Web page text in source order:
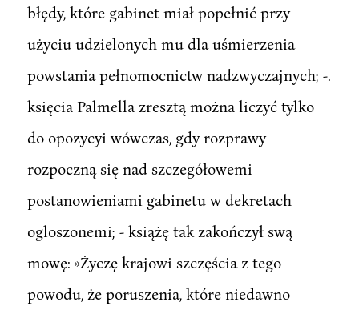
błędy, które gabinet miał popełnić przy
użyciu udzielonych mu dla uśmierzenia
powstania pełnomocnictw nadzwyczajnych; -.
księcia Palmella zresztą można liczyć tylko
do opozycyi wówczas, gdy rozprawy
rozpoczną się nad szczegółowemi
postanowieniami gabinetu w dekretach
ogloszonemi; - książę tak zakończył swą
mowę: »Życzę krajowi szczęścia z tego
powodu, że poruszenia, które niedawno